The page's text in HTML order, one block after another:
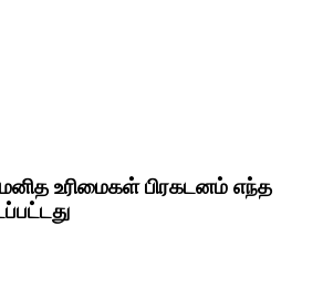
உரிமைகள் பிரகடனம் எந்த